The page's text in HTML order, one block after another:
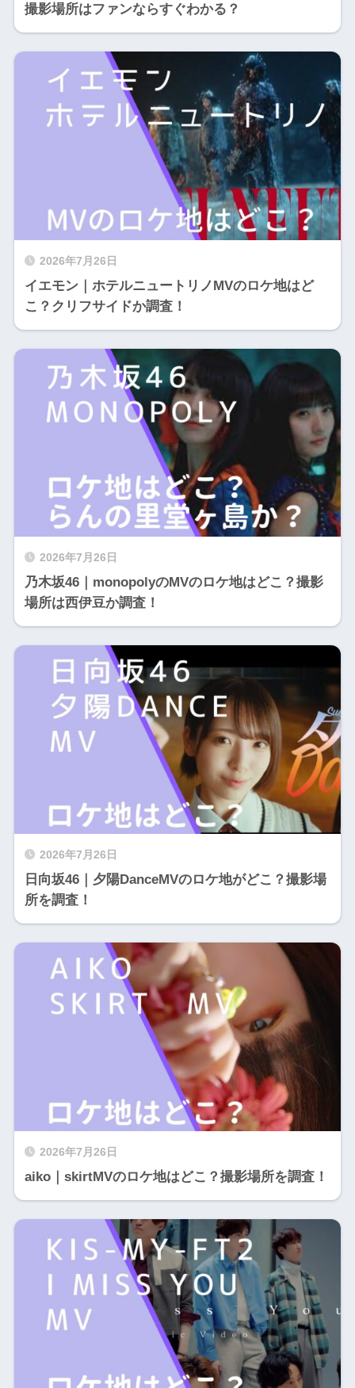
撮影場所はファンならすぐわかる？
2026年7月26日
イエモン｜ホテルニュートリノMVのロケ地はど
こ？クリフサイドか調査！
2026年7月26日
乃木坂46｜monopolyのMVのロケ地はどこ？撮影
場所は西伊豆か調査！
2026年7月26日
日向坂46｜夕陽DanceMVのロケ地がどこ？撮影場
所を調査！
2026年7月26日
aiko｜skirtMVのロケ地はどこ？撮影場所を調査！